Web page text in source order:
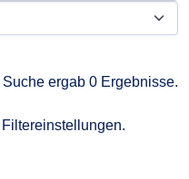
Suche ergab 0 Ergebnisse.